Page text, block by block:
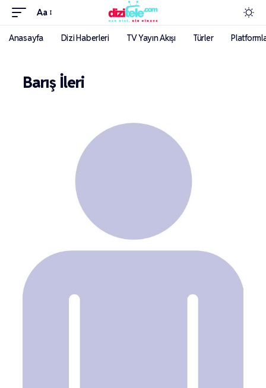
Aa
Anasayfa Dizi Haberleri TV Yayın Akışı Türler
Barış İleri